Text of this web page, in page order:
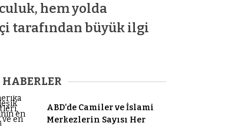
hem yolda
tarafından büyük ilgi
HABERLER
ABD’de Camiler ve İslami
Merkezlerin Sayısı Her